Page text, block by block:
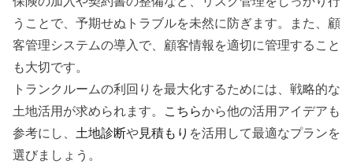
うことで、予期せぬトラブルを未然に防ぎます。また、顧
客管理システムの導入で、顧客情報を適切に管理すること
も大切です。
トランクルームの利回りを最大化するためには、戦略的な
土地活用が求められます。 こちらから他の活用アイデアも
参考にし、 土地診断や見積もり を活用して最適なプランを
選びましょう。